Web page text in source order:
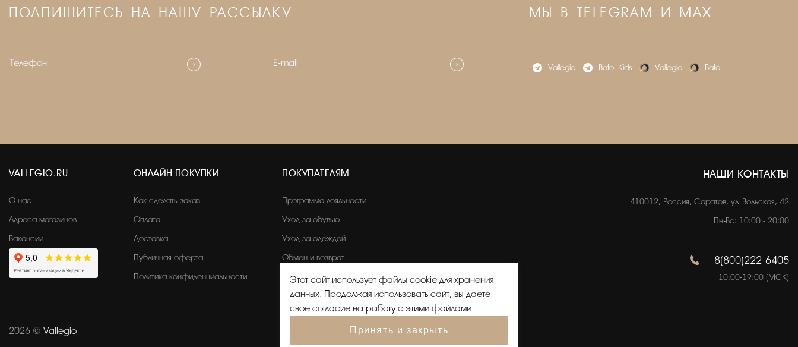
ПОДПИШИТЕСЬ НА НАШУ РАССЫЛКУ МЫ В TELEGRAM И MAX
Vallegio Bafo_Kids Vallegio Bafo
VALLEGIO.RU
О нас
Адреса магазинов
Вакансии
ОНЛАЙН ПОКУПКИ
Как сделать заказ
Оплата
Доставка
Публичная оферта
Политика конфиденциальности
ПОКУПАТЕЛЯМ
Программа лояльности
Уход за обувью
Уход за одеждой
Обмен и возврат
НАШИ КОНТАКТЫ
410012, Россия, Саратов, ул. Вольская, 42
Пн-Вс: 10:00 - 20:00
8(800)222-6405
10:00-19:00 (МСК)
2026 © Vallegio
Этот сайт использует файлы cookie для хранения
данных. Продолжая использовать сайт, вы даете
свое согласие на работу с этими файлами
Принять и закрыть